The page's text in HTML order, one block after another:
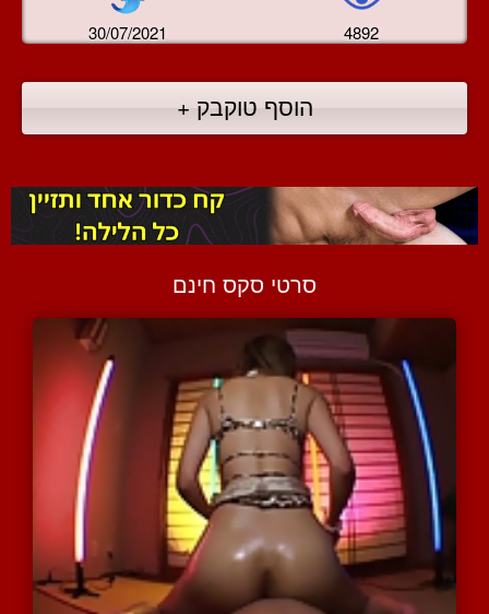
30/07/2021 4892
הוסף טוקבק +
סרטי סקס חינם